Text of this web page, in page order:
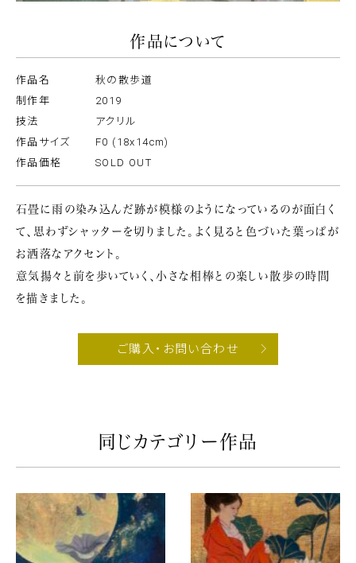
作品について
作品名
秋の散歩道
制作年
2019
技法
アクリル
作品サイズ
F0 (18x14cm)
作品価格
SOLD OUT
石畳に雨の染み込んだ跡が模様のようになっているのが面白く
て、思わずシャッターを切りました。よく見ると色づいた葉っぱが
お洒落なアクセント。
意気揚々と前を歩いていく、小さな相棒との楽しい散歩の時間
を描きました。
ご購入・お問い合わせ
同じカテゴリー作品